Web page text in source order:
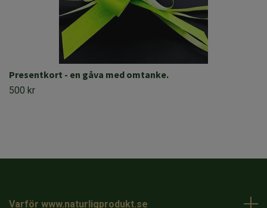
Presentkort - en gåva med omtanke.
500 kr
Varför www.naturligprodukt.se